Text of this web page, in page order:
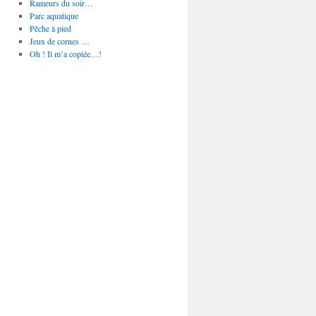
Rameurs du soir…
Parc aquatique
Pêche à pied
Jeux de cornes …
Oh ! Il m’a copiée…!